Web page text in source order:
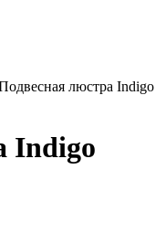
люстра Indigo
Indigo